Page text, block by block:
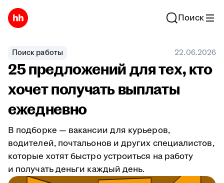
Поиск
Поиск работы 22.06.2026
25 предложений для тех, кто
хочет получать выплаты
ежедневно
В подборке — вакансии для курьеров,
водителей, почтальонов и других специалистов,
которые хотят быстро устроиться на работу
и получать деньги каждый день.